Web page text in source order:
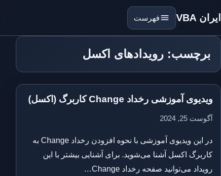
ایران VBA فهرست
برچسب: رویدادهای اکسل
ویدیوی آموزشی رخداد Change کاربرگ (اکسل)
آگوست 25, 2024
در این ویدیوی آموزشی با نحوه افزودن رخداد Change به
کاربرگ اکسل آشنا می‌شوید. برای آشنایی بیشتر با این
رویداد می‌توانید صفحه رخداد Change…